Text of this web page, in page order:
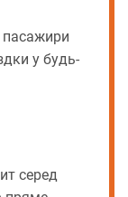
у будь-
серед